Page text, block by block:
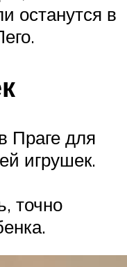
останутся в
Праге для
игрушек.
точно